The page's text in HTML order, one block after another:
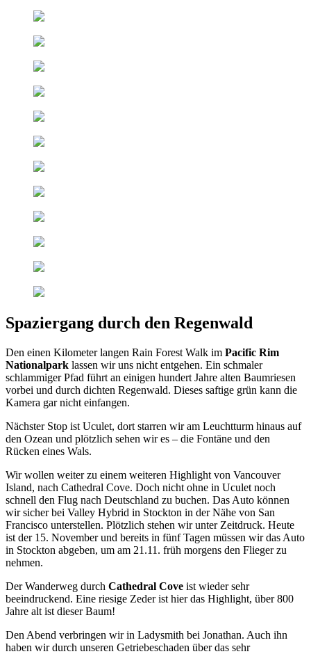
Spaziergang durch den Regenwald
Den einen Kilometer langen Rain Forest Walk im Pacific Rim
Nationalpark lassen wir uns nicht entgehen. Ein schmaler
schlammiger Pfad führt an einigen hundert Jahre alten Baumriesen
vorbei und durch dichten Regenwald. Dieses saftige grün kann die
Kamera gar nicht einfangen.
Nächster Stop ist Uculet, dort starren wir am Leuchtturm hinaus auf
den Ozean und plötzlich sehen wir es – die Fontäne und den
Rücken eines Wals.
Wir wollen weiter zu einem weiteren Highlight von Vancouver
Island, nach Cathedral Cove. Doch nicht ohne in Uculet noch
schnell den Flug nach Deutschland zu buchen. Das Auto können
wir sicher bei Valley Hybrid in Stockton in der Nähe von San
Francisco unterstellen. Plötzlich stehen wir unter Zeitdruck. Heute
ist der 15. November und bereits in fünf Tagen müssen wir das Auto
in Stockton abgeben, um am 21.11. früh morgens den Flieger zu
nehmen.
Der Wanderweg durch Cathedral Cove ist wieder sehr
beeindruckend. Eine riesige Zeder ist hier das Highlight, über 800
Jahre alt ist dieser Baum!
Den Abend verbringen wir in Ladysmith bei Jonathan. Auch ihn
haben wir durch unseren Getriebeschaden über das sehr